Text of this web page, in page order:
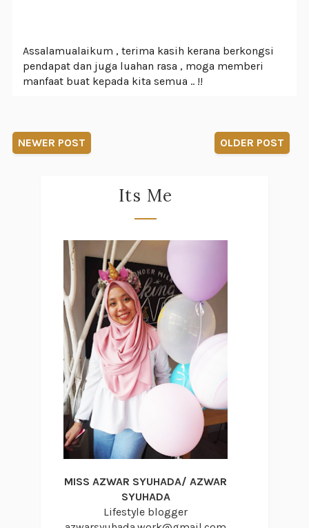
Assalamualaikum , terima kasih kerana berkongsi
pendapat dan juga luahan rasa , moga memberi
manfaat buat kepada kita semua .. !!
NEWER POST OLDER POST
Its Me
MISS AZWAR SYUHADA/ AZWAR
SYUHADA
Lifestyle blogger